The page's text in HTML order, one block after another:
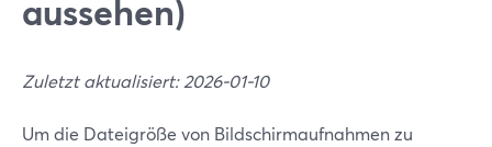
aussehen)
Zuletzt aktualisiert: 2026-01-10
Um die Dateigröße von Bildschirmaufnahmen zu